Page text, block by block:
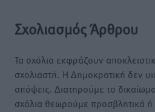
Σχολιασμός Άρθρου
Τα σχόλια εκφράζουν
σχολιαστή. Η Δημοκρατική δεν
απόψεις. Διατηρούμε το
σχόλια θεωρούμε προσβλητικά ή